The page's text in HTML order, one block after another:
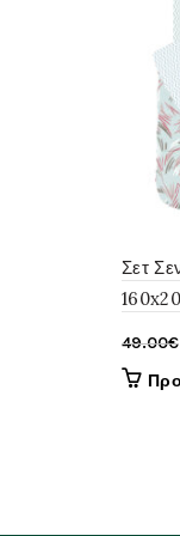
Σετ
49.00€